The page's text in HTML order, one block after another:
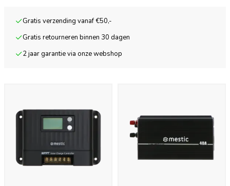
Gratis verzending vanaf €50,-
Gratis retourneren binnen 30 dagen
2 jaar garantie via onze webshop